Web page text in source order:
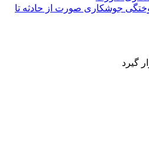
جوشکاری صورت از حادثه تا
گیرد